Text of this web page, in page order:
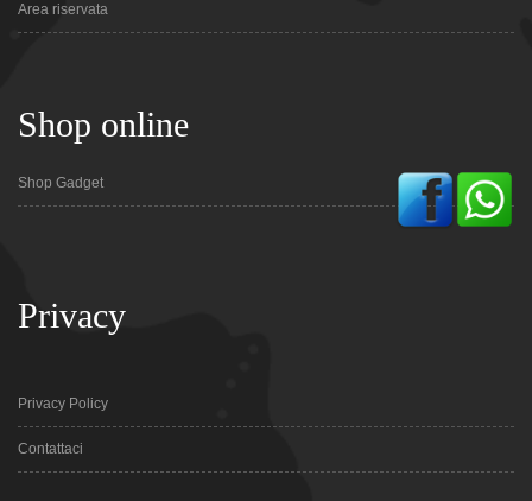
Area riservata
Shop online
Shop Gadget
Privacy
Privacy Policy
Contattaci